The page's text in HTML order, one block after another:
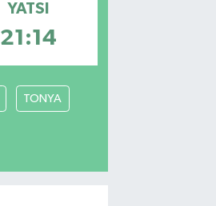
YATSI
21:14
TONYA